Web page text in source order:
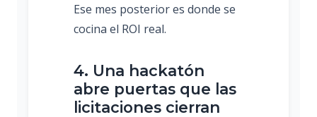
Ese mes posterior es donde se
cocina el ROI real.
4. Una hackatón
abre puertas que las
licitaciones cierran